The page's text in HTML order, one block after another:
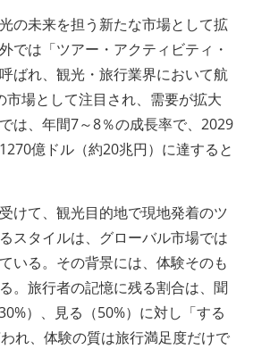
の未来を担う新たな市場として拡
では「ツアー・アクティビティ・
ばれ、観光・旅行業界において航
市場として注目され、需要が拡大
は、年間7～8％の成長率で、2029
億ドル（約20兆円）に達すると
けて、観光目的地で現地発着のツ
スタイルは、グローバル市場では
いる。その背景には、体験そのも
。旅行者の記憶に残る割合は、聞
）、見る（50%）に対し「する
れ、体験の質は旅行満足度だけで